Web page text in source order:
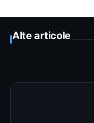
Alte articole